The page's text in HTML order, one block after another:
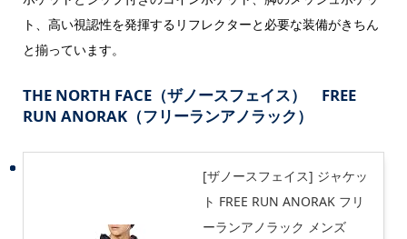
ト、高い視認性を発揮するリフレクターと必要な装備がきちん
と揃っています。
THE NORTH FACE（ザノースフェイス） FREE
RUN ANORAK（フリーランアノラック）
[ザノースフェイス] ジャケッ
ト FREE RUN ANORAK フリ
ーランアノラック メンズ